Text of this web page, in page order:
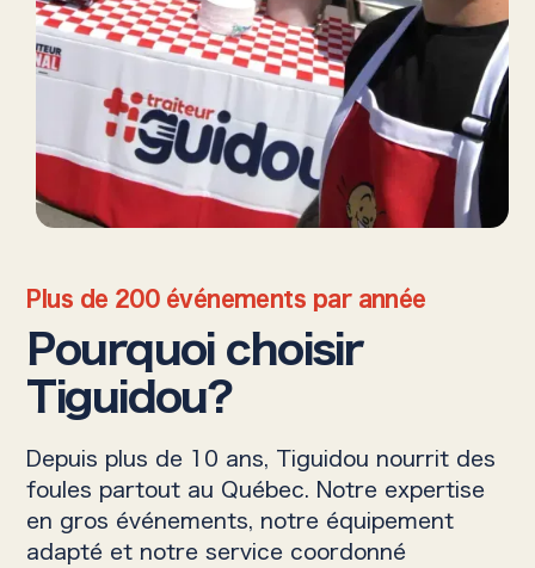
Plus de 200 événements par année
Pourquoi choisir
Tiguidou?
Depuis plus de 10 ans, Tiguidou nourrit des
foules partout au Québec. Notre expertise
en gros événements, notre équipement
adapté et notre service coordonné